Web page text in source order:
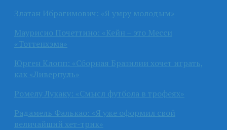
Златан Ибрагимович: «Я умру молодым»
Маурисио Почеттино: «Кейн – это Месси
«Тоттенхэма»
Юрген Клопп: «Сборная Бразилии хочет играть,
как «Ливерпуль»
Ромелу Лукаку: «Смысл футбола в трофеях»
Радамель Фалькао: «Я уже оформил свой
величайший хет-трик»